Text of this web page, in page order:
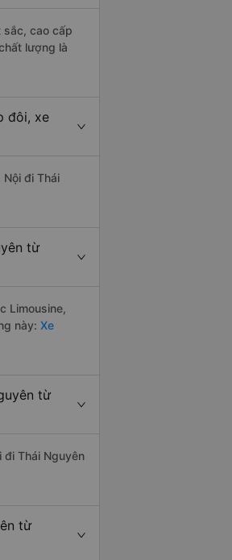
sắc, cao cấp
lượng là
đôi, xe
đi Thái
từ
Limousine,
này: Xe
từ
đi Thái Nguyên
từ